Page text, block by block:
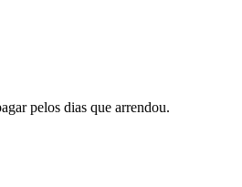
pelos dias que arrendou.